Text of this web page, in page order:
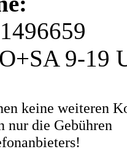
9-19
keine weiteren
nur die Gebühren